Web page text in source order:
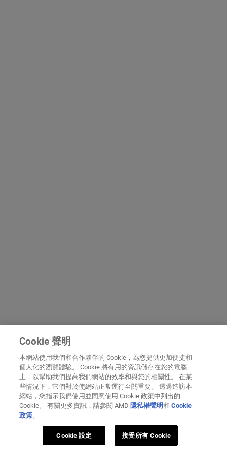
Cookie 聲明
本網站使用我們和合作夥伴的 Cookie，為您提供更加便捷和
個人化的瀏覽體驗。 Cookie 將有用的資訊儲存在您的電腦
上，以幫助我們提高我們網站的效率和與您的相關性。 在某
些情況下，它們對於使網站正常運行至關重要。 透過造訪本
網站，您指示我們使用並同意使用 Cookie 政策中列出的
Cookie。 有關更多資訊，請參閱 AMD 隱私權聲明和Cookie
政策。
Cookie 設定 接受所有 Cookie